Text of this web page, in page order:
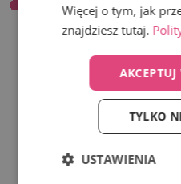
Wszystko w
Bransoletki
Więcej o tym, jak
znajdziesz tutaj.
AKCEPTUJ
TYLKO
USTAWIENIA